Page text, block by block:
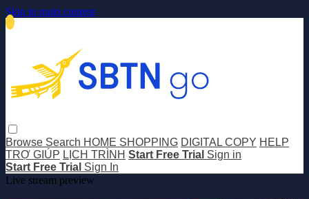
Skip to main content
Browse Search HOME SHOPPING DIGITAL COPY HELP
TRỢ GIÚP LỊCH TRÌNH Start Free Trial Sign in
Start Free Trial Sign In
Live stream preview